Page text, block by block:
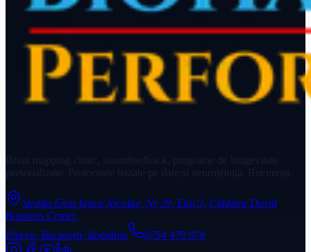
Brain mapping clinic, neurofeedback, programe de longevitate
personalizate. Protocoale bazate pe date și neuroștiință. București.
Strada Erou Iancu Nicolae, Nr 29, Etaj 3, Clădirea David
Business Center,
Pipera, București, România
0754 479 976